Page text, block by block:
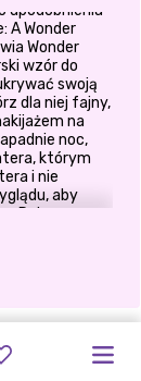
upodobnienia
A Wonder
Wonder
wzór do
swoją
dla niej fajny,
na
noc,
którym
i nie
aby
Dobra